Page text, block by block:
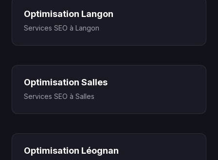
Optimisation Langon
Services SEO à Langon
Optimisation Salles
Services SEO à Salles
Optimisation Léognan